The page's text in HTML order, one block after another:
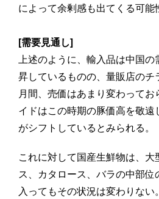
によって余剰感も出てくる可能
[需要見通し]
上述のように、輸入品は中国
昇しているものの、量販店のチ
月間、売価はあまり変わって
イドはこの時期の豚価高を敬遠
がシフトしているとみられる。
これに対して国産生鮮物は、
ス、カタロース、バラの中部
入ってもその状況は変わりな